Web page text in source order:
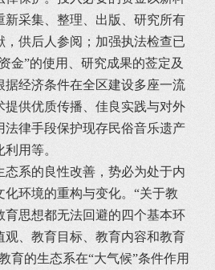
新采集、整理、出版、研究所有
，供后人参阅；加强执法检查已
金”的使用、研究成果的莶定及
据经济条件在全区建设多座一流
提供优质传播、佳良实践与对外
法律手段保护现存民俗音乐遗产
用等。
系的良性改善，势必为处于内
环境的重构与变化。“关于教
育思想都无法回避的四个基本环
观、教育目标、教育内容和教育
育的生态系在“大气候”条件作用